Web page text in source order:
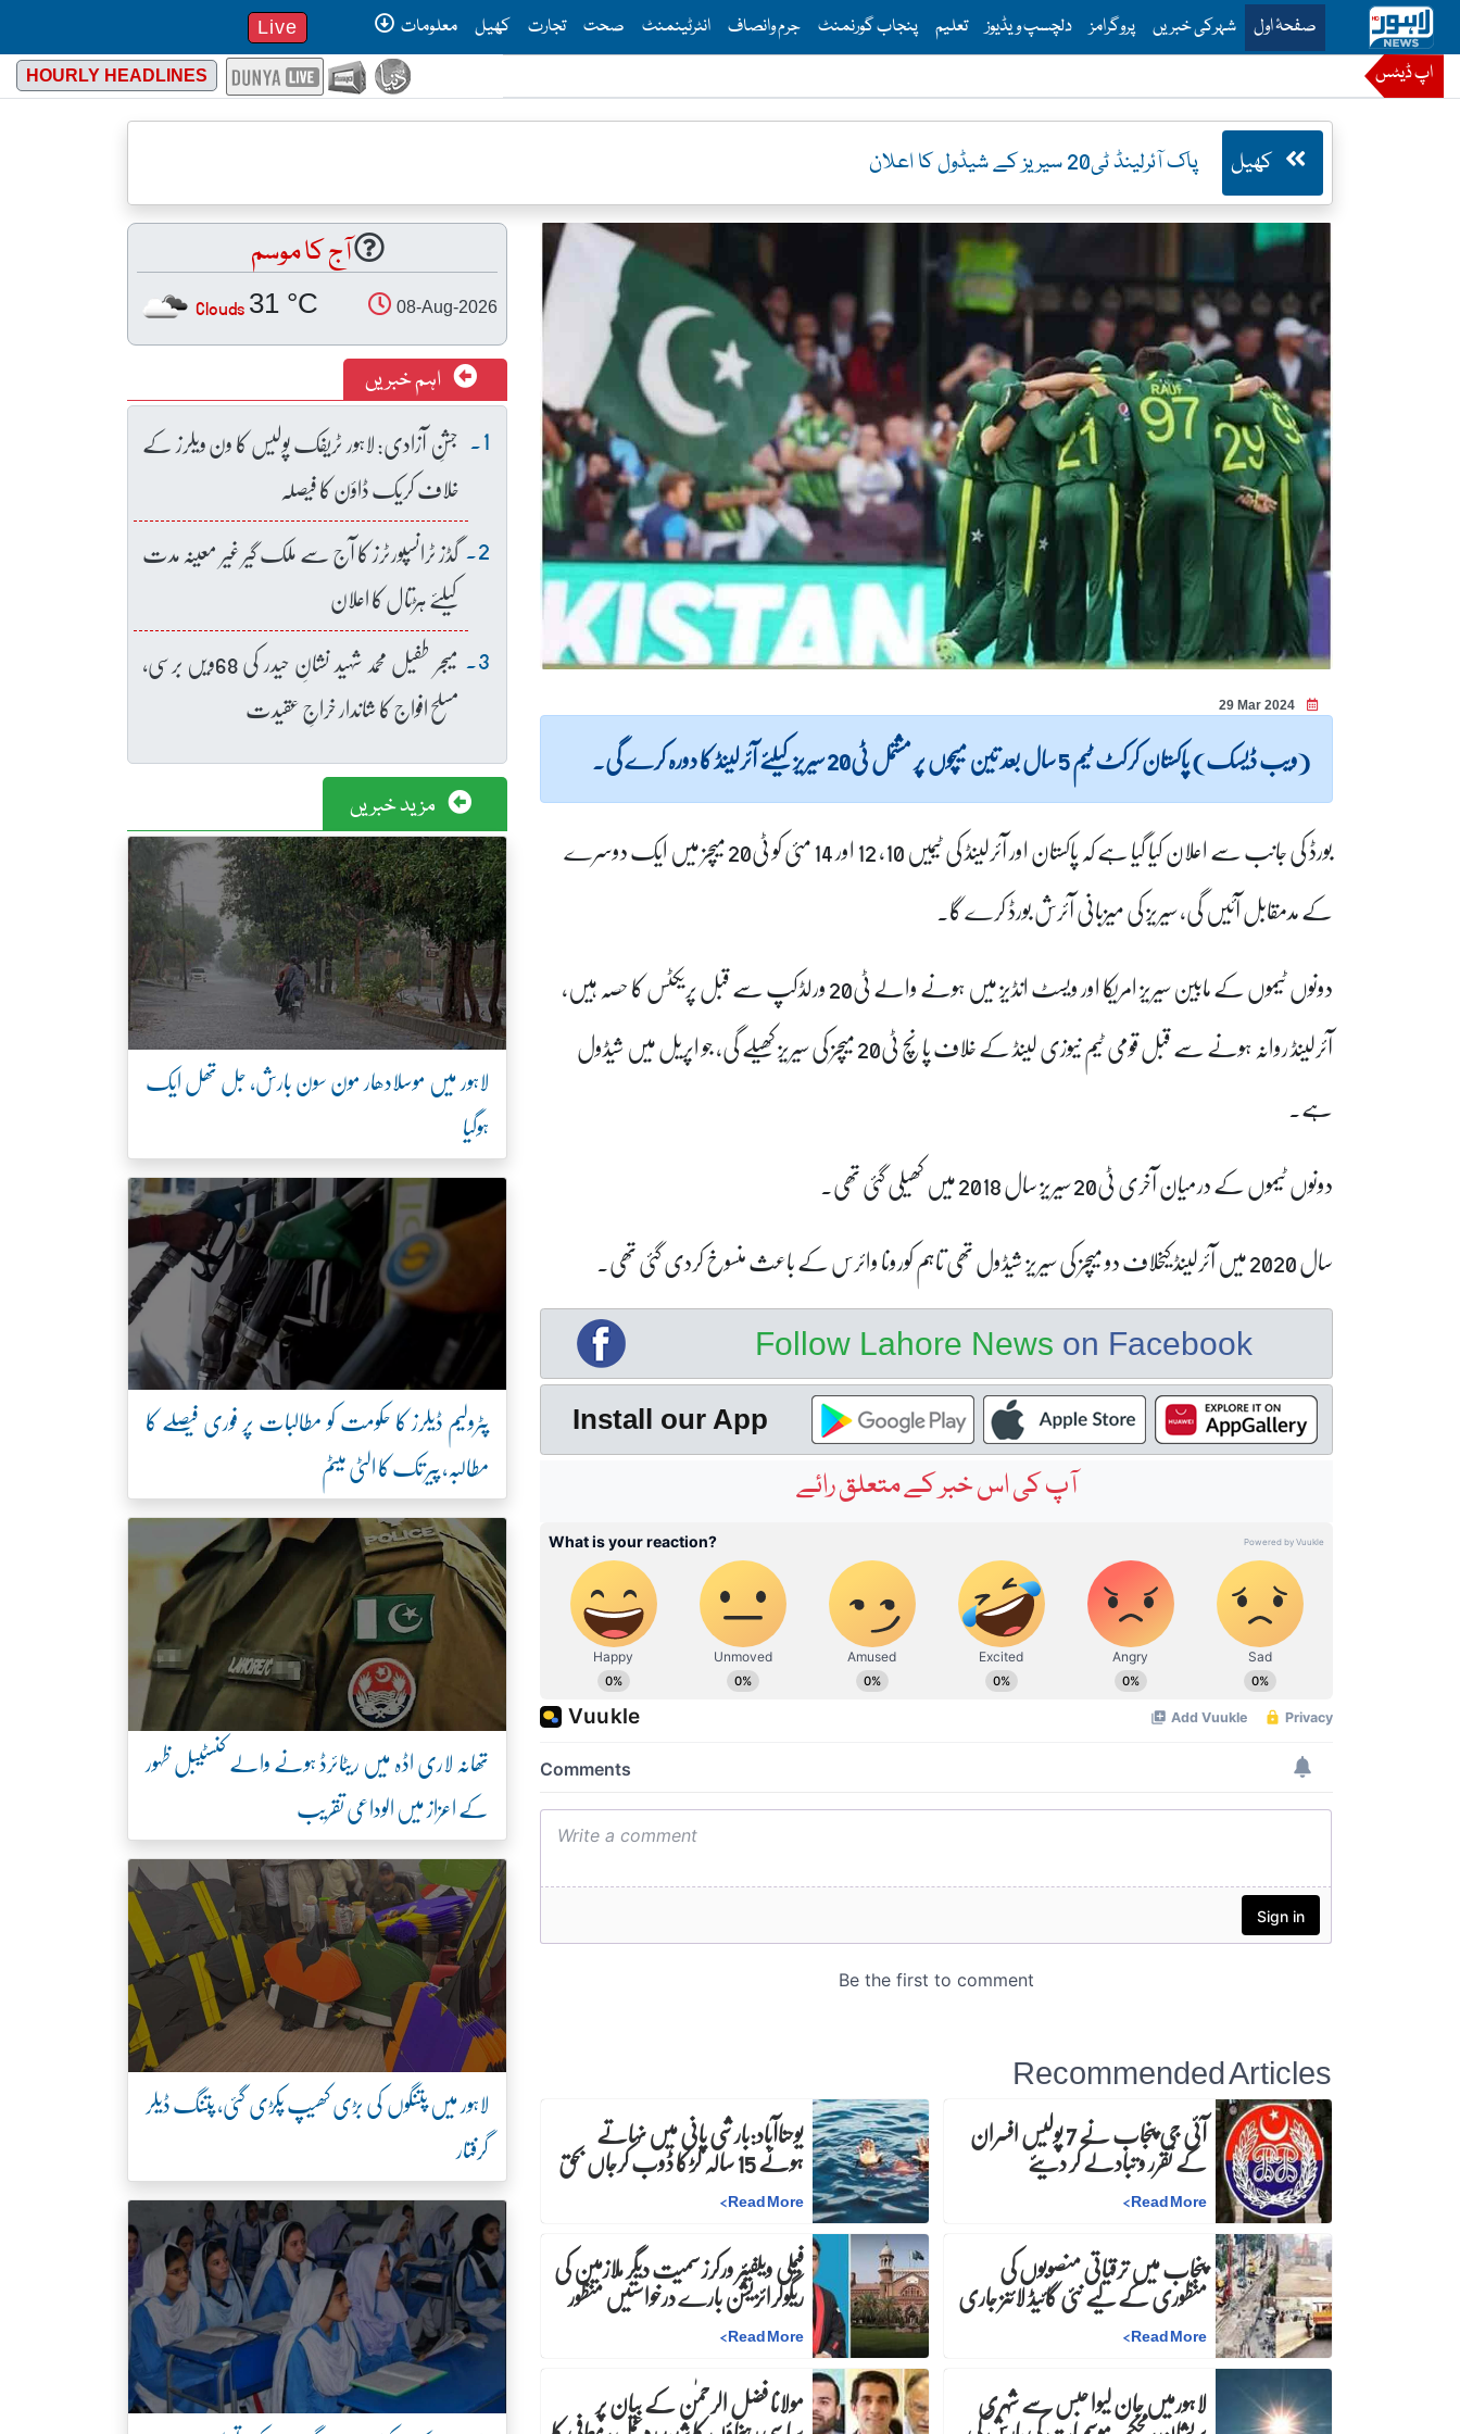
صفحۂ اولThis is the main menu for Lahore News
شہرکی خبریں پروگرامز دلچسپ ویڈیوز تعلیم پنجاب گورنمنٹ جرم وانصاف انٹرٹینمنٹ صحت تجارت کھیل معلومات Live
اپ ڈیٹس HOURLY HEADLINES
کھیل پاک آئرلینڈ ٹی20 سیریز کے شیڈول کا اعلان
29 Mar 2024
(ویب ڈیسک) پاکستان کرکٹ ٹیم 5 سال بعد تین میچوں پر مشتمل ٹی20 سیریز کیلئے آئرلینڈ کا دورہ کرے گی۔
بورڈ کی جانب سے اعلان کیا گیا ہے کہ پاکستان اور آئرلینڈ کی ٹیمیں 10، 12 اور 14 مئی کو ٹی20 میچز میں ایک دوسرے
کے مدمقابل آئیں گی، سیریز کی میزبانی آئرش بورڈ کرے گا۔
دونوں ٹیموں کے مابین سیریز امریکا اور ویسٹ انڈیز میں ہونے والے ٹی20 ورلڈکپ سے قبل پریکٹس کا حصہ ہیں،
آئرلینڈ روانہ ہونے سے قبل قومی ٹیم نیوزی لینڈ کے خلاف پانچ ٹی20 میچز کی سیریز کھیلے گی، جو اپریل میں شیڈول
ہے۔
دونوں ٹیموں کے درمیان آخری ٹی20 سیریز سال 2018 میں کھیلی گئی تھی۔
سال 2020 میں آئرلینڈ کیخلاف دو میچز کی سیریز شیڈول تھی تاہم کورونا وائرس کے باعث منسوخ کردی گئی تھی۔
Follow Lahore News on Facebook
Install our App
آپ کی اس خبر کے متعلق رائے
Recommended Articles
آئی جی پنجاب نے 7 پولیس افسرانکے تقرر و تبادلے کر دیئے
Read More
>
یوحناآباد:بارشی پانی میں نہاتے
ہوئے 15 سالہ لڑکا ڈوب کرجاں بحق
Read More
>
پنجاب میں ترقیاتی منصوبوں کی
منظوری کے لیے نئی گائیڈ لائنز جاری
Read More
>
فیملی ویلفیئر ورکرز سمیت دیگر ملازمین کی
ریگولرائزیشن بارے درخواستیں منظور
Read More
>
لاہورمیں جان لیوا حبس سے شہری مولانا فضل الرحمٰن کے بیان پر
آج کا موسم
08-Aug-2026
31 °C
Clouds
اہم خبریں
جشنِ آزادی: لاہور ٹریفک پولیس کا ون ویلرز کے
خلاف کریک ڈاؤن کا فیصلہ
گڈز ٹرانسپورٹرز کا آج سے ملک گیر غیر معینہ مدت
کیلئے ہڑتال کا اعلان
میجر طفیل محمد شہید نشانِ حیدر کی 68ویں برسی،
مسلح افواج کا شاندار خراجِ عقیدت
مزید خبریں
لاہور میں موسلادھار مون سون بارش، جل تھل ایک
ہوگیا
پٹرولیم ڈیلرز کا حکومت کو مطالبات پر فوری فیصلے کا
مطالبہ، پیر تک کا الٹی میٹم
تھانہ لاری اڈہ میں ریٹائرڈ ہونے والے کنسٹیبل ظہور
کے اعزاز میں الوداعی تقریب
لاہور میں پتنگوں کی بڑی کھیپ پکڑی گئی، پتنگ ڈیلر
گرفتار